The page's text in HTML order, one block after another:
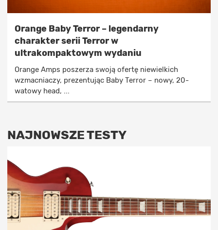
Orange Baby Terror – legendarny
charakter serii Terror w
ultrakompaktowym wydaniu
Orange Amps poszerza swoją ofertę niewielkich
wzmacniaczy, prezentując Baby Terror – nowy, 20-
watowy head, ...
NAJNOWSZE TESTY